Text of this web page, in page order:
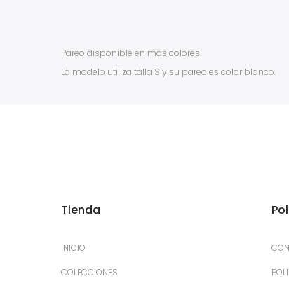
Pareo disponible en más colores.
La modelo utiliza talla S y su pareo es color blanco.
Tienda
INICIO
COLECCIONES